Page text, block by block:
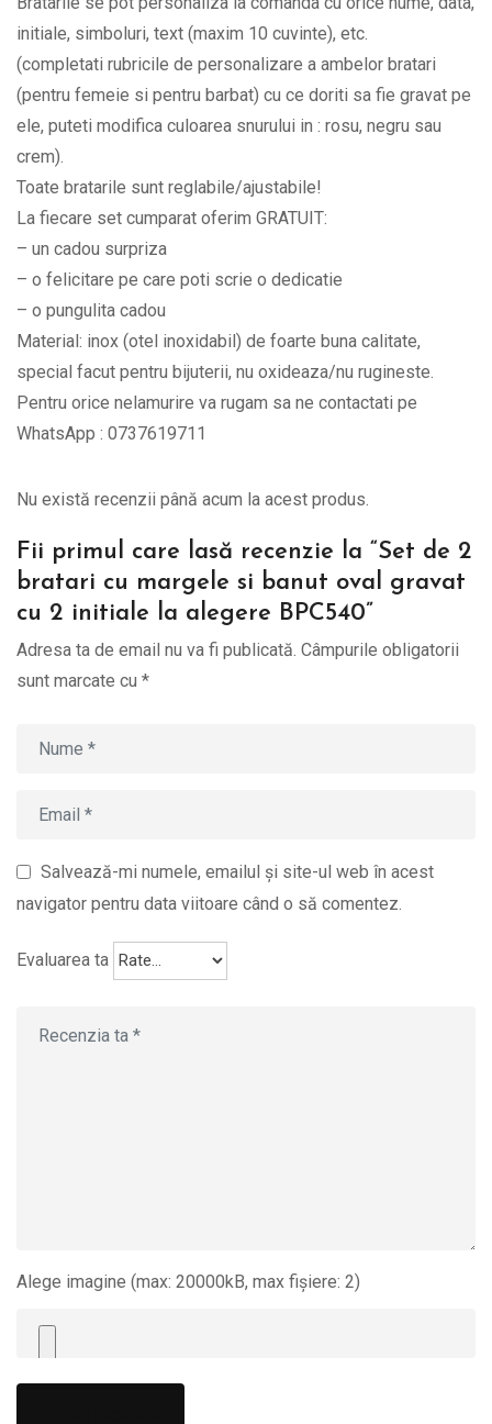
cu
2
initiale
la
alegere
BPC540
quantity
initiale, simboluri, text (maxim 10 cuvinte), etc.
(completati rubricile de personalizare a ambelor bratari
(pentru femeie si pentru barbat) cu ce doriti sa fie gravat pe
ele, puteti modifica culoarea snurului in : rosu, negru sau
crem).
Toate bratarile sunt reglabile/ajustabile!
La fiecare set cumparat oferim GRATUIT:
– un cadou surpriza
– o felicitare pe care poti scrie o dedicatie
– o pungulita cadou
Material: inox (otel inoxidabil) de foarte buna calitate,
special facut pentru bijuterii, nu oxideaza/nu rugineste.
Pentru orice nelamurire va rugam sa ne contactati pe
WhatsApp : 0737619711
Nu există recenzii până acum la acest produs.
Fii primul care lasă recenzie la “Set de 2
bratari cu margele si banut oval gravat
cu 2 initiale la alegere BPC540”
Adresa ta de email nu va fi publicată. Câmpurile obligatorii
sunt marcate cu *
Salvează-mi numele, emailul și site-ul web în acest
navigator pentru data viitoare când o să comentez.
Evaluarea ta
Alege imagine (max: 20000kB, max fișiere: 2)